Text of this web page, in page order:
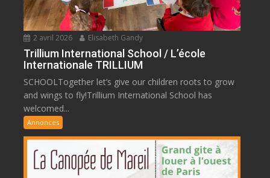
2 avril 2026 Elisabeth Gandy
Trillium International School / L’école
Internationale TRILLIUM
SCHOOLTogether let’s give our children roots to grow
and wings to fly!Trillium International School has
welcomed...
Annonces